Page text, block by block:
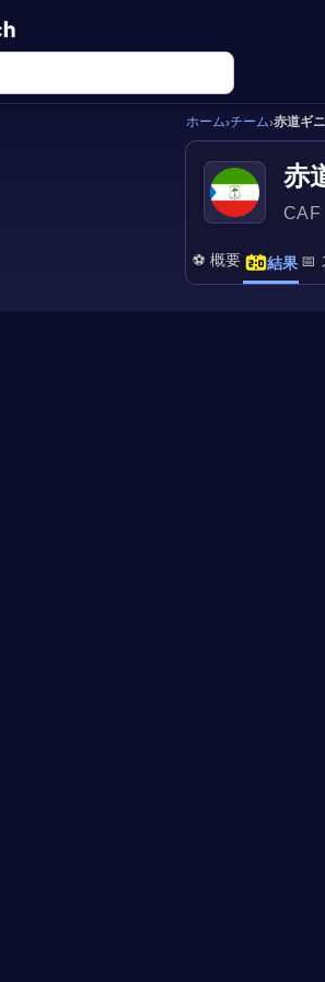
ホーム›チーム›赤道ギ
赤
CAF
⚽ 概要 結果 📅